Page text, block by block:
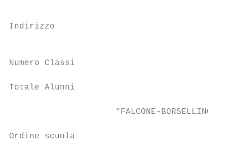
Indirizzo
Numero Classi
Totale Alunni
"FALCONE-BORSELLINO"/
Ordine scuola